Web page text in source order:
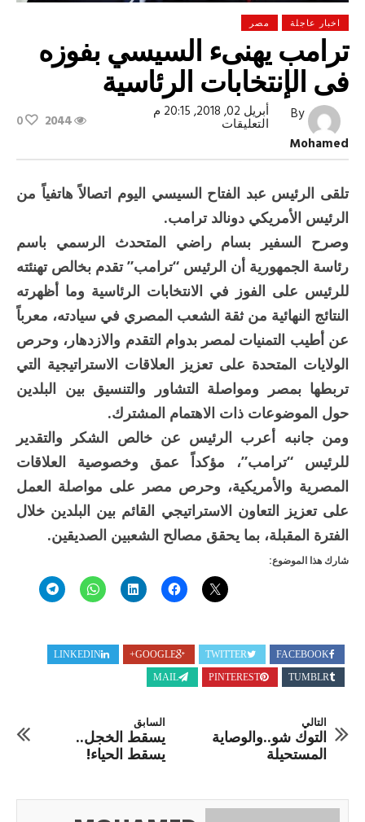
اخبار عاجلة مصر
ترامب يهنىء السيسي بفوزه
فى الإنتخابات الرئاسية
By
Mohamed
أبريل 02, 2018, 20:15 م
التعليقاتعلى
السيسي
فى
الإنتخابات
الرئاسية
مغلقة
2044
0
تلقى الرئيس عبد الفتاح السيسي اليوم اتصالاً هاتفياً من
الرئيس الأمريكي دونالد ترامب.
وصرح السفير بسام راضي المتحدث الرسمي باسم
رئاسة الجمهورية أن الرئيس “ترامب” تقدم بخالص تهنئته
للرئيس على الفوز في الانتخابات الرئاسية وما أظهرته
النتائج النهائية من ثقة الشعب المصري في سيادته، معرباً
عن أطيب التمنيات لمصر بدوام التقدم والازدهار، وحرص
الولايات المتحدة على تعزيز العلاقات الاستراتيجية التي
تربطها بمصر ومواصلة التشاور والتنسيق بين البلدين
حول الموضوعات ذات الاهتمام المشترك.
ومن جانبه أعرب الرئيس عن خالص الشكر والتقدير
للرئيس “ترامب”، مؤكداً عمق وخصوصية العلاقات
المصرية والأمريكية، وحرص مصر على مواصلة العمل
على تعزيز التعاون الاستراتيجي القائم بين البلدين خلال
الفترة المقبلة، بما يحقق مصالح الشعبين الصديقين.
شارك هذا الموضوع:
FACEBOOK
TWITTER
GOOGLE+
LINKEDIN
TUMBLR
PINTEREST
MAIL
السابق
يسقط الخجل..
يسقط الحياء!
التالي
التوك شو..والوصاية
المستحيلة